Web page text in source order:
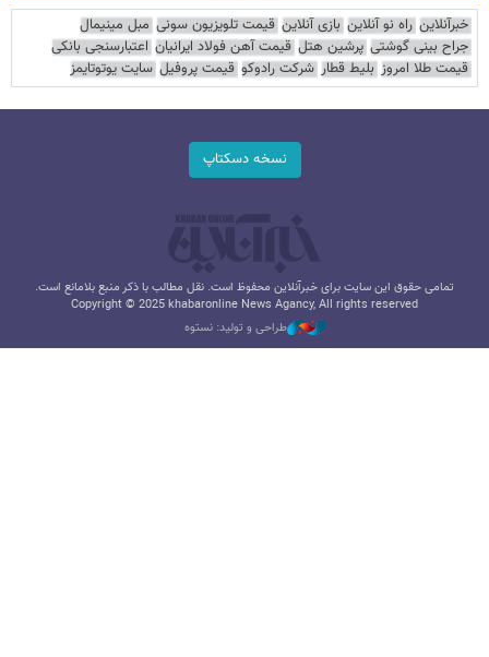
خبرآنلاین راه نو آنلاین بازی آنلاین قیمت تلویزیون سونی مبل مینیمال
جراح بینی گوشتی پرشین هتل قیمت آهن فولاد ایرانیان اعتبارسنجی بانکی
قیمت طلا امروز بلیط قطار شرکت رادوکو قیمت پروفیل سایت یوتوتایمز
نسخه دسکتاپ
تمامی حقوق این سایت برای خبرآنلاین محفوظ است. نقل مطالب با ذکر منبع بلامانع است.
Copyright © 2025 khabaronline News Agancy, All rights reserved
طراحی و تولید: نستوه